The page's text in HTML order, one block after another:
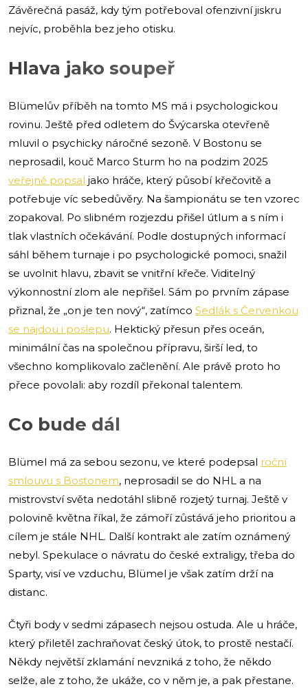
Závěrečná pasáž, kdy tým potřeboval ofenzivní jiskru
nejvíc, proběhla bez jeho otisku.
Hlava jako soupeř
Blümelův příběh na tomto MS má i psychologickou
rovinu. Ještě před odletem do Švýcarska otevřeně
mluvil o psychicky náročné sezoně. V Bostonu se
neprosadil, kouč Marco Sturm ho na podzim 2025
veřejně popsal jako hráče, který působí křečovitě a
potřebuje víc sebedůvěry. Na šampionátu se ten vzorec
zopakoval. Po slibném rozjezdu přišel útlum a s ním i
tlak vlastních očekávání. Podle dostupných informací
sáhl během turnaje i po psychologické pomoci, snažil
se uvolnit hlavu, zbavit se vnitřní křeče. Viditelný
výkonnostní zlom ale nepřišel. Sám po prvním zápase
přiznal, že „on je ten nový“, zatímco Sedlák s Červenkou
se najdou i poslepu. Hektický přesun přes oceán,
minimální čas na společnou přípravu, širší led, to
všechno komplikovalo začlenění. Ale právě proto ho
přece povolali: aby rozdíl překonal talentem.
Co bude dál
Blümel má za sebou sezonu, ve které podepsal roční
smlouvu s Bostonem, neprosadil se do NHL a na
mistrovství světa nedotáhl slibně rozjetý turnaj. Ještě v
polovině května říkal, že zámoří zůstává jeho prioritou a
cílem je stále NHL. Další kontrakt ale zatím oznámený
nebyl. Spekulace o návratu do české extraligy, třeba do
Sparty, visí ve vzduchu, Blümel je však zatím drží na
distanc.
Čtyři body v sedmi zápasech nejsou ostuda. Ale u hráče,
který přiletěl zachraňovat český útok, to prostě nestačí.
Někdy největší zklamání nevzniká z toho, že někdo
selže, ale z toho, že ukáže, co v něm je, a pak přestane.